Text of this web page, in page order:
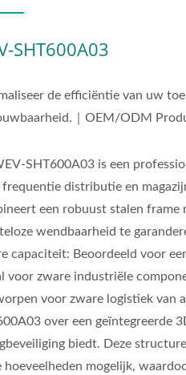
SHT600A03
de efficiëntie van uw
｜OEM/ODM
SHT600A03 is een
frequentie distributie en
een robuust stalen frame
wendbaarheid te
capaciteit: Beoordeeld voor
voor zware industriële
voor zware logistiek van
over een geïntegreerde
biedt. Deze
hoeveelheden mogelijk,